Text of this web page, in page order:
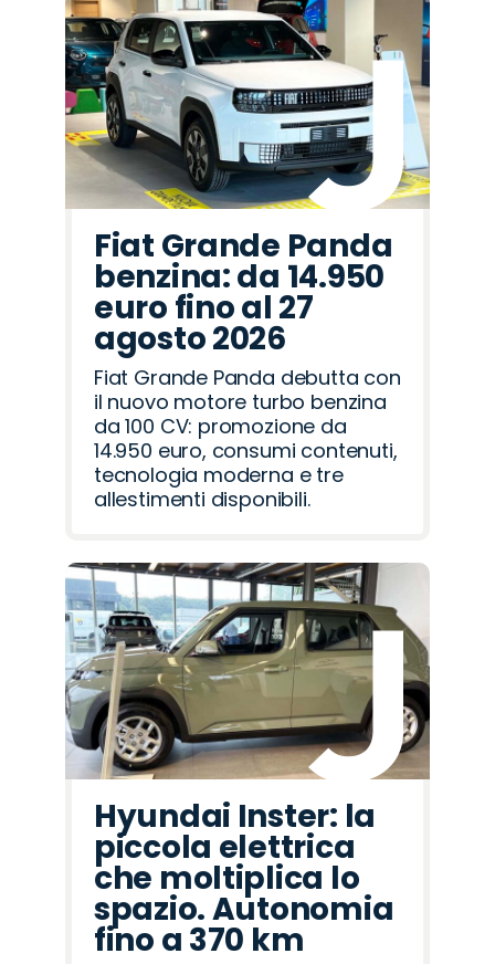
Fiat Grande Panda
benzina: da 14.950
euro fino al 27
agosto 2026
Fiat Grande Panda debutta con
il nuovo motore turbo benzina
da 100 CV: promozione da
14.950 euro, consumi contenuti,
tecnologia moderna e tre
allestimenti disponibili.
Hyundai Inster: la
piccola elettrica
che moltiplica lo
spazio. Autonomia
fino a 370 km